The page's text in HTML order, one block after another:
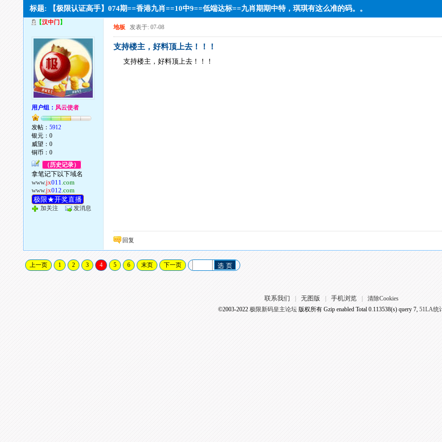
标题: 【极限认证高手】074期==香港九肖==10中9==低端达标==九肖期期中特，琪琪有这么准的码。。
【汉中门 】
用户组： 风云使者
发帖：5912
银元：0
威望：0
铜币：0
（历史记录）
拿笔记下以下域名
www.jx011.com
www.jx012.com
极限★开奖直播
加关注 发消息
地板 发表于: 07-08
支持楼主，好料顶上去！！！
支持楼主，好料顶上去！！！
回复
上一页 1 2 3 4 5 6 末页 下一页 选 页
联系我们 无图版 手机浏览
清除Cookies
©2003-2022 极限新码皇主论坛版权所有 Gzip enabled Total 0.113538(s) query 7, 51LA统